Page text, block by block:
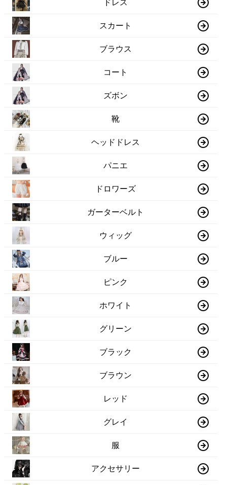
ドレス
スカート
ブラウス
コート
ズボン
靴
ヘッドドレス
パニエ
ドロワーズ
ガーターベルト
ウィッグ
ブルー
ピンク
ホワイト
グリーン
ブラック
ブラウン
レッド
グレイ
服
アクセサリー